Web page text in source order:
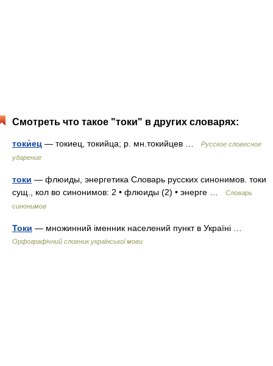
Смотреть что такое "токи" в других словарях:
токи́ец — токиец, токийца; р. мн.токийцев …
Русское словесное
ударение
токи — флюиды, энергетика Словарь русских синонимов. токи
сущ., кол во синонимов: 2 • флюиды (2) • энерге …
Словарь
синонимов
Токи — множинний іменник населений пункт в Україні …
Орфографічний словник української мови